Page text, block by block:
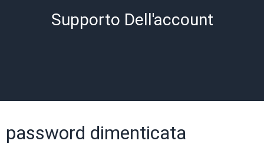
Supporto Dell'account
password dimenticata